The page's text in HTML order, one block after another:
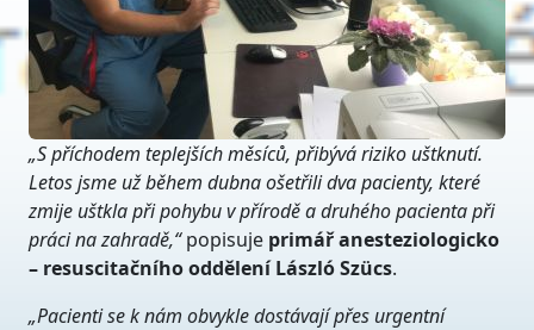
„S příchodem teplejších měsíců, přibývá riziko uštknutí.
Letos jsme už během dubna ošetřili dva pacienty, které
zmije uštkla při pohybu v přírodě a druhého pacienta při
práci na zahradě,“popisuje primářanesteziologicko
– resuscitačního oddělení LászlóSzücs.
„Pacienti se k nám obvykle dostávají přes urgentní